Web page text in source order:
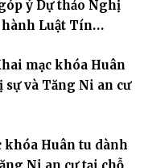
ý Dự thảo Nghị
Luật Tín
mạc khóa Huân
và Tăng Ni an cư
khóa Huân tu dành